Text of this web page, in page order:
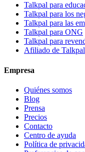
Talkpal para
Talkpal para los
Talkpal para las
Talkpal para ONG
Talkpal para
Afiliado de Talkpal
Empresa
Quiénes somos
Blog
Prensa
Precios
Contacto
Centro de ayuda
Política de